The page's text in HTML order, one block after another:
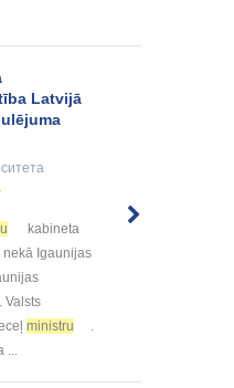
Latvijā
kabineta
nekā Igaunijas
Valsts
ministru
.
...